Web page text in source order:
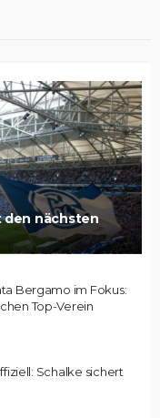
den nächsten
Bergamo im Fokus:
Top-Verein
Schalke sichert